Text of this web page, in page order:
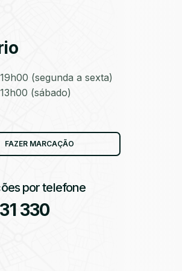
(segunda a sexta)
(sábado)
FAZER MARCAÇÃO
por telefone
330